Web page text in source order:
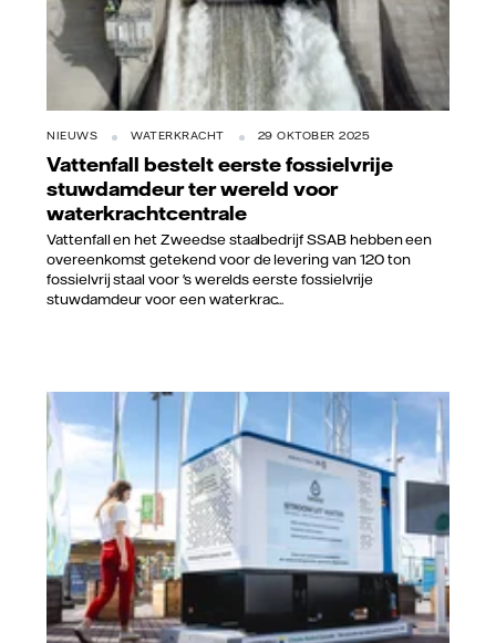
NIEUWS WATERKRACHT 29 OKTOBER 2025
Vattenfall bestelt eerste fossielvrije
stuwdamdeur ter wereld voor
waterkrachtcentrale
Vattenfall en het Zweedse staalbedrijf SSAB hebben een
overeenkomst getekend voor de levering van 120 ton
fossielvrij staal voor 's werelds eerste fossielvrije
stuwdamdeur voor een waterkrac...
Vattenfall/Joni Israeli